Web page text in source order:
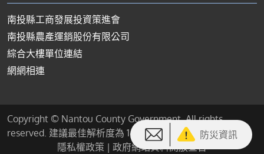
防災資訊
南投縣工商發展投資策進會
南投縣農產運銷股份有限公司
綜合大樓單位連結
網網相連
Copyright © Nantou County Government. All rights
reserved. 建議最佳解析度為 1440*900 或以上
隱私權政策 | 政府網站資料開放宣告